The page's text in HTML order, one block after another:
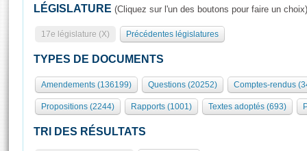
Présidence
577 députés
Groupes politiques
Séance publique
Commissions et autres organes
Europe et International
Rôle et pouvoirs de l'Assemblée
Organisation de l'Assemblée
Présidence Conférence des Présidents Bureau Collège des
Visiter l'Assemblée
Visite virtuelle du palais Bourbon
Assister à une séance
LÉGISLATURE (Cliquez sur l'un des boutons pour faire un choix)
17e législature (X) Précédentes législatures
TYPES DE DOCUMENTS
Amendements (136199) Questions (20252) Comptes-rendus
Propositions (2244) Rapports (1001) Textes adoptés (693)
TRI DES RÉSULTATS